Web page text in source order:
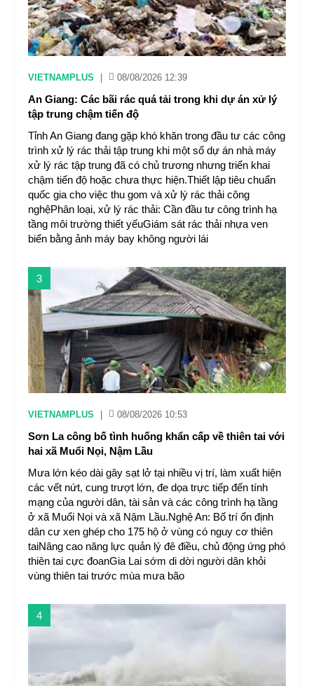
VIETNAMPLUS 08/08/2026 12:39
An Giang: Các bãi rác quá tải trong khi dự án xử lý
tập trung chậm tiến độ
Tỉnh An Giang đang gặp khó khăn trong đầu tư các công
trình xử lý rác thải tập trung khi một số dự án nhà máy
xử lý rác tập trung đã có chủ trương nhưng triển khai
chậm tiến độ hoặc chưa thực hiện.Thiết lập tiêu chuẩn
quốc gia cho việc thu gom và xử lý rác thải công
nghệPhân loại, xử lý rác thải: Cần đầu tư công trình hạ
tầng môi trường thiết yếuGiám sát rác thải nhựa ven
biển bằng ảnh máy bay không người lái
3
VIETNAMPLUS 08/08/2026 10:53
Sơn La công bố tình huống khẩn cấp về thiên tai với
hai xã Muổi Nọi, Nậm Lầu
Mưa lớn kéo dài gây sạt lở tại nhiều vị trí, làm xuất hiện
các vết nứt, cung trượt lớn, đe dọa trực tiếp đến tính
mạng của người dân, tài sản và các công trình hạ tầng
ở xã Muổi Nọi và xã Nậm Lầu.Nghệ An: Bố trí ổn định
dân cư xen ghép cho 175 hộ ở vùng có nguy cơ thiên
taiNâng cao năng lực quản lý đê điều, chủ động ứng phó
thiên tai cực đoanGia Lai sớm di dời người dân khỏi
vùng thiên tai trước mùa mưa bão
4